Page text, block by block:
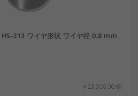
313 ワイヤ形状 ワイヤ径 0.8 mm
￥23,300.00/個